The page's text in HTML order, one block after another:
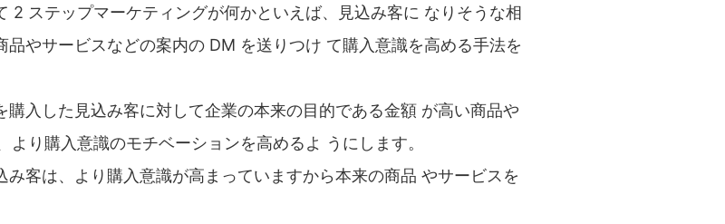
2 ステップマーケティングが何かといえば、見込み客に なりそうな相
やサービスなどの案内の DM を送りつけ て購入意識を高める手法を
入した見込み客に対して企業の本来の目的である金額 が高い商品や
り購入意識のモチベーションを高めるよ うにします。
客は、より購入意識が高まっていますから本来の商品 やサービスを